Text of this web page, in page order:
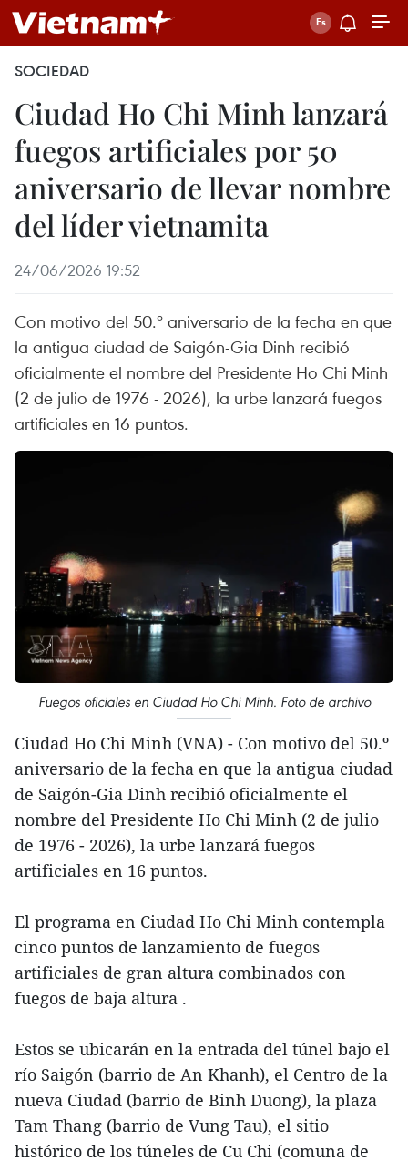
SOCIEDAD
Ciudad Ho Chi Minh lanzará
fuegos artificiales por 50
aniversario de llevar nombre
del líder vietnamita
24/06/2026 19:52
Con motivo del 50.º aniversario de la fecha en que
la antigua ciudad de Saigón-Gia Dinh recibió
oficialmente el nombre del Presidente Ho Chi Minh
(2 de julio de 1976 - 2026), la urbe lanzará fuegos
artificiales en 16 puntos.
Fuegos oficiales en Ciudad Ho Chi Minh. Foto de archivo
Ciudad Ho Chi Minh (VNA) - Con motivo del 50.º
aniversario de la fecha en que la antigua ciudad
de Saigón-Gia Dinh recibió oficialmente el
nombre del Presidente Ho Chi Minh (2 de julio
de 1976 - 2026), la urbe lanzará fuegos
artificiales en 16 puntos.
El programa en Ciudad Ho Chi Minh contempla
cinco puntos de lanzamiento de fuegos
artificiales de gran altura combinados con
fuegos de baja altura .
Estos se ubicarán en la entrada del túnel bajo el
río Saigón (barrio de An Khanh), el Centro de la
nueva Ciudad (barrio de Binh Duong), la plaza
Tam Thang (barrio de Vung Tau), el sitio
histórico de los túneles de Cu Chi (comuna de